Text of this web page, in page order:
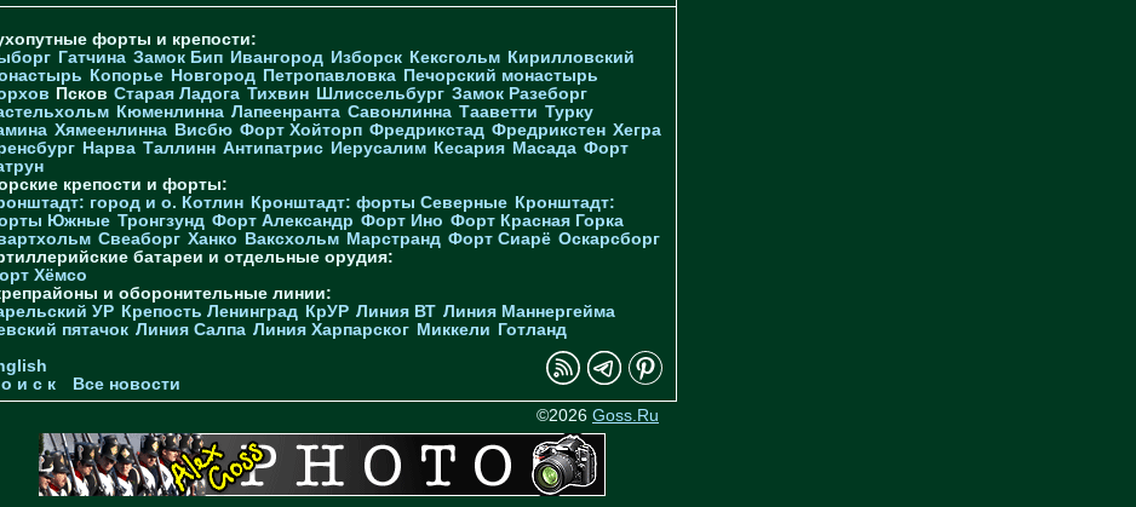
форты и крепости:
Гатчина Замок Бип Ивангород Изборск Кексгольм Кирилловский
Копорье Новгород Петропавловка Печорcкий монастырь
Псков Старая Ладога Тихвин Шлиссельбург Замок Разеборг
Кюменлинна Лапеенранта Савонлинна Тааветти Турку
Хямеенлинна Висбю Форт Хойторп Фредрикстад Фредрикстен Хегра
Нарва Таллинн Антипатрис Иерусалим Кесария Масада Форт
крепости и форты:
город и о. Котлин
Кронштадт: форты Северные Кронштадт:
Южные Тронгзунд Форт Александр Форт Ино Форт Красная Горка
Свеаборг Ханко Ваксхольм Марстранд Форт Сиарё Оскарсборг
батареи и отдельные орудия:
Хёмсо
и оборонительные линии:
УР Крепость Ленинград КрУР Линия ВТ Линия Маннергейма
пятачок Линия Салпа Линия Харпарског Миккели
Готланд
и с к
Все новости
©2026 Goss.Ru